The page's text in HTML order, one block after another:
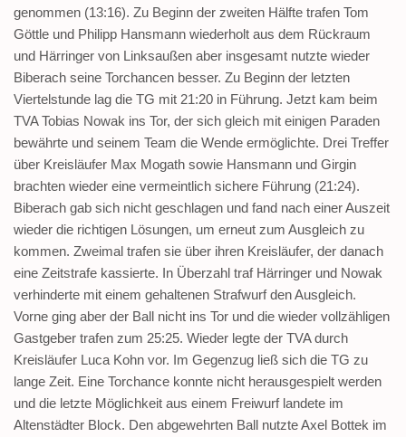
genommen (13:16). Zu Beginn der zweiten Hälfte trafen Tom
Göttle und Philipp Hansmann wiederholt aus dem Rückraum
und Härringer von Linksaußen aber insgesamt nutzte wieder
Biberach seine Torchancen besser. Zu Beginn der letzten
Viertelstunde lag die TG mit 21:20 in Führung. Jetzt kam beim
TVA Tobias Nowak ins Tor, der sich gleich mit einigen Paraden
bewährte und seinem Team die Wende ermöglichte. Drei Treffer
über Kreisläufer Max Mogath sowie Hansmann und Girgin
brachten wieder eine vermeintlich sichere Führung (21:24).
Biberach gab sich nicht geschlagen und fand nach einer Auszeit
wieder die richtigen Lösungen, um erneut zum Ausgleich zu
kommen. Zweimal trafen sie über ihren Kreisläufer, der danach
eine Zeitstrafe kassierte. In Überzahl traf Härringer und Nowak
verhinderte mit einem gehaltenen Strafwurf den Ausgleich.
Vorne ging aber der Ball nicht ins Tor und die wieder vollzähligen
Gastgeber trafen zum 25:25. Wieder legte der TVA durch
Kreisläufer Luca Kohn vor. Im Gegenzug ließ sich die TG zu
lange Zeit. Eine Torchance konnte nicht herausgespielt werden
und die letzte Möglichkeit aus einem Freiwurf landete im
Altenstädter Block. Den abgewehrten Ball nutzte Axel Bottek im